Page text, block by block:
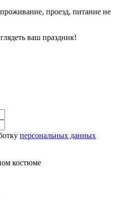
проезд, питание не
ваш праздник!
персональных данных
костюме